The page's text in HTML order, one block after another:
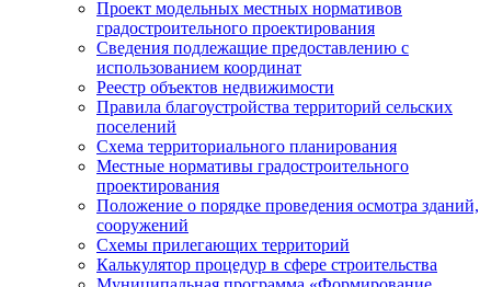
Проект модельных местных нормативов
градостроительного проектирования
Сведения подлежащие предоставлению с
использованием координат
Реестр объектов недвижимости
Правила благоустройства территорий сельских
поселений
Схема территориального планирования
Местные нормативы градостроительного
проектирования
Положение о порядке проведения осмотра зданий,
сооружений
Схемы прилегающих территорий
Калькулятор процедур в сфере строительства